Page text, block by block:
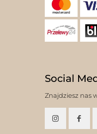
Social
Znajdziesz nas